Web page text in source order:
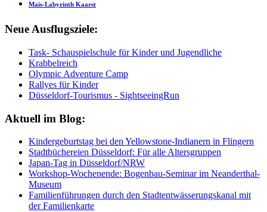
Mais-Labyrinth Kaarst
Neue Ausflugsziele:
Task- Schauspielschule für Kinder und Jugendliche
Krabbelreich
Olympic Adventure Camp
Rallyes für Kinder
Düsseldorf-Tourismus - SightseeingRun
Aktuell im Blog:
Kindergeburtstag bei den Yellowstone-Indianern in Flingern
Stadtbüchereien Düsseldorf: Für alle Altersgruppen
Japan-Tag in Düsseldorf/NRW
Workshop-Wochenende: Bogenbau-Seminar im Neanderthal-
Museum
Familienführungen durch den Stadtentwässerungskanal mit
der Familienkarte